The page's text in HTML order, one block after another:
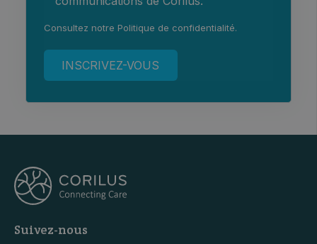
Consultez notre Politique de confidentialité.
Suivez-nous